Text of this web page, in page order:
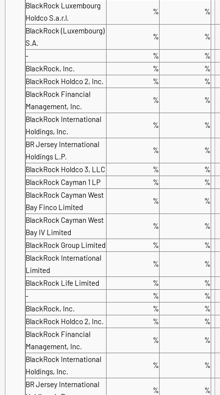
BlackRock Luxembourg
Holdco S.a.r.l.
% %
BlackRock (Luxembourg)
S.A.
% %
- %
%
BlackRock, Inc.
%
%
BlackRock Holdco 2, Inc.
%
%
BlackRock Financial
Management, Inc.
% %
BlackRock International
Holdings, Inc.
% %
BR Jersey International
Holdings L.P.
% %
BlackRock Holdco 3, LLC %
%
BlackRock Cayman 1 LP
%
%
BlackRock Cayman West
Bay Finco Limited
% %
BlackRock Cayman West
Bay IV Limited
% %
BlackRock Group Limited %
%
BlackRock International
Limited
% %
BlackRock Life Limited %
%
-
%
%
BlackRock, Inc.
%
%
BlackRock Holdco 2, Inc.
%
%
BlackRock Financial
Management, Inc.
% %
BlackRock International
Holdings, Inc.
% %
BR Jersey International
% %